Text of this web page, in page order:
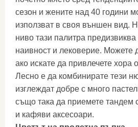
сезон и жените над 40 години
използват в своя външен вид.
ниво тази палитра
наивност и лековерие. Можете
ако искате да привлечете хора
Лесно е да комбинирате тези
изглеждат добре с много
също така да приемете тандем
и кафяви аксесоари.